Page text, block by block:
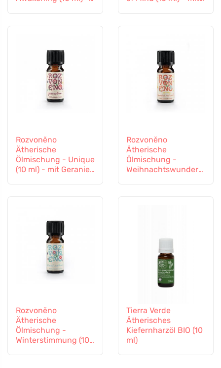
Rozvoněno
Ätherische
Ölmischung - Unique
(10 ml) - mit Geranie
Rozvoněno
Ätherische
Ölmischung -
Weihnachtswunder
Rozvoněno
Ätherische
Ölmischung -
Winterstimmung (10
Tierra Verde
Ätherisches
Kiefernharzöl BIO (10
ml)